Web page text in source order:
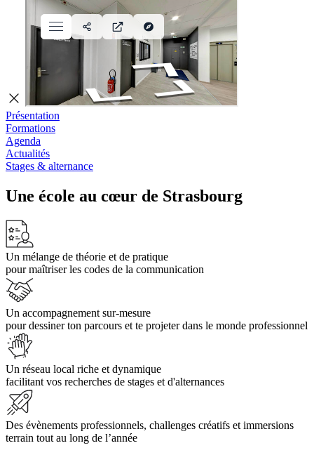
Présentation
Formations
Agenda
Actualités
Stages & alternance
Une école au cœur de Strasbourg
Un mélange de théorie et de pratique
pour maîtriser les codes de la communication
Un accompagnement sur-mesure
pour dessiner ton parcours et te projeter dans le monde professionnel
Un réseau local riche et dynamique
facilitant vos recherches de stages et d'alternances
Des évènements professionnels, challenges créatifs et immersions
terrain tout au long de l’année